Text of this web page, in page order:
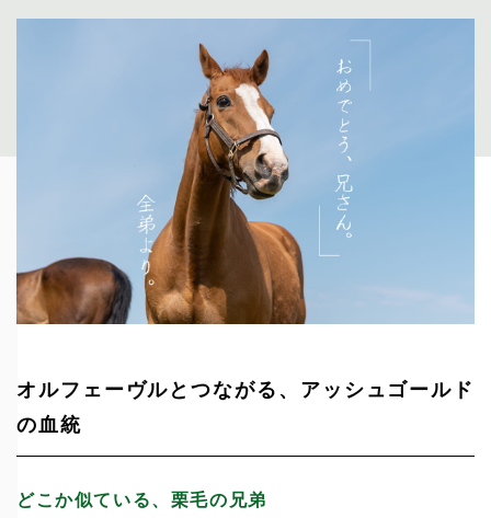
オルフェーヴルとつながる、アッシュゴールド
の血統
どこか似ている、栗毛の兄弟